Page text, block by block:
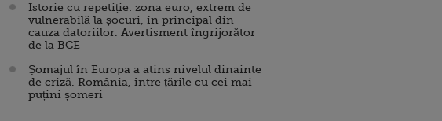
Istorie cu repetiție: zona euro, extrem de
vulnerabilă la șocuri, în principal din
cauza datoriilor. Avertisment îngrijorător
de la BCE
Șomajul în Europa a atins nivelul dinainte
de criză. România, între țările cu cei mai
puțini șomeri